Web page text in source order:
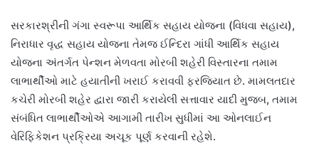
સરકારશ્રીની ગંગા સ્વરૂપા આર્થિક સહાય યોજના (વિધવા સહાય),
નિરાધાર વૃદ્ધ સહાય યોજના તેમજ ઈન્દિરા ગાંધી આર્થિક સહાય
યોજના અંતર્ગત પેન્શન મેળવતા મોરબી શહેરી વિસ્તારના તમામ
લાભાર્થીઓ માટે હયાતીની ખરાઈ કરાવવી ફરજિયાત છે. મામલતદાર
કચેરી મોરબી શહેર દ્વારા જારી કરાયેલી સત્તાવાર યાદી મુજબ, તમામ
સંબંધિત લાભાર્થીઓએ આગામી તારીખ સુધીમાં આ ઓનલાઈન
વેરિફિકેશન પ્રક્રિયા અચૂક પૂર્ણ કરવાની રહેશે.